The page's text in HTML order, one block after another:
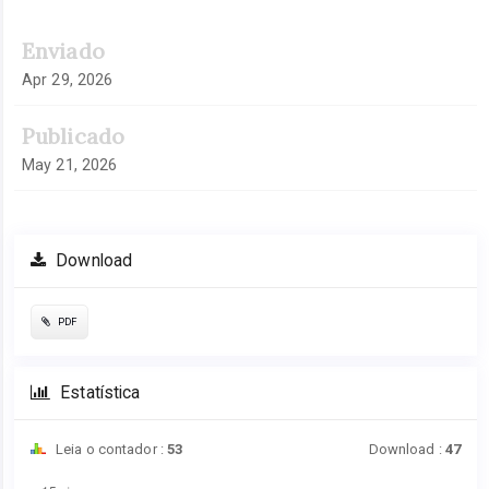
Enviado
Apr 29, 2026
Publicado
May 21, 2026
Download
PDF
Estatística
Leia o contador : 53 Download : 47